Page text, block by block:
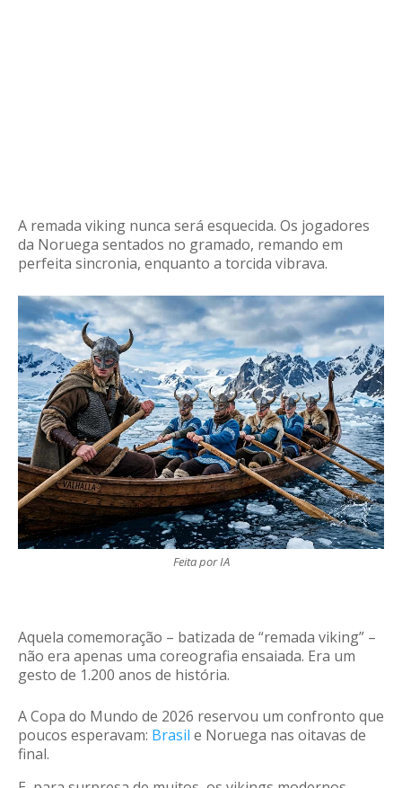
A remada viking nunca será esquecida. Os jogadores
da Noruega sentados no gramado, remando em
perfeita sincronia, enquanto a torcida vibrava.
Feita por IA
Aquela comemoração – batizada de “remada viking” –
não era apenas uma coreografia ensaiada. Era um
gesto de 1.200 anos de história.
A Copa do Mundo de 2026 reservou um confronto que
poucos esperavam: Brasil e Noruega nas oitavas de
final.